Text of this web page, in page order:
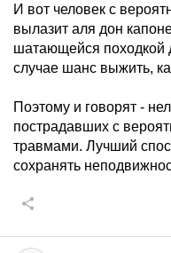
И вот человек с
вылазит аля дон
шатающейся походкой
случае шанс выжить,
Поэтому и говорят -
пострадавших с
травмами. Лучший
сохранять